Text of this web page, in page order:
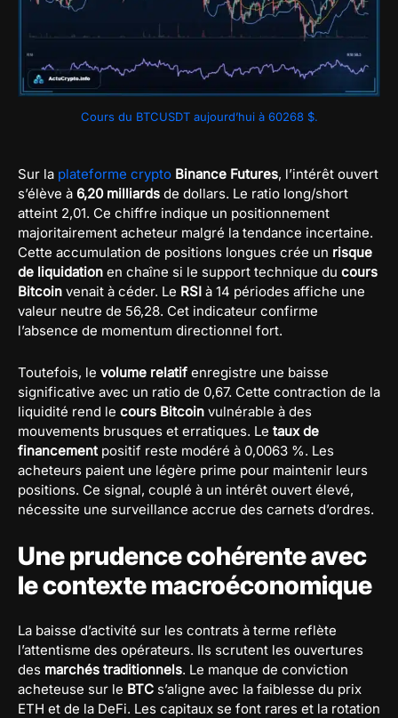
Cours du BTCUSDT aujourd’hui à 60268 $.
Sur la plateforme crypto Binance Futures, l’intérêt ouvert
s’élève à 6,20 milliards de dollars. Le ratio long/short
atteint 2,01. Ce chiffre indique un positionnement
majoritairement acheteur malgré la tendance incertaine.
Cette accumulation de positions longues crée un risque
de liquidation en chaîne si le support technique du cours
Bitcoin venait à céder. Le RSI à 14 périodes affiche une
valeur neutre de 56,28. Cet indicateur confirme
l’absence de momentum directionnel fort.
Toutefois, le volume relatif enregistre une baisse
significative avec un ratio de 0,67. Cette contraction de la
liquidité rend le cours Bitcoin vulnérable à des
mouvements brusques et erratiques. Le taux de
financementpositif reste modéré à 0,0063 %. Les
acheteurs paient une légère prime pour maintenir leurs
positions. Ce signal, couplé à un intérêt ouvert élevé,
nécessite une surveillance accrue des carnets d’ordres.
Une prudence cohérente avec
le contexte macroéconomique
La baisse d’activité sur les contrats à terme reflète
l’attentisme des opérateurs. Ils scrutent les ouvertures
des marchés traditionnels. Le manque de conviction
acheteuse sur le BTC s’aligne avec la faiblesse du prix
ETH et de la DeFi. Les capitaux se font rares et la rotation